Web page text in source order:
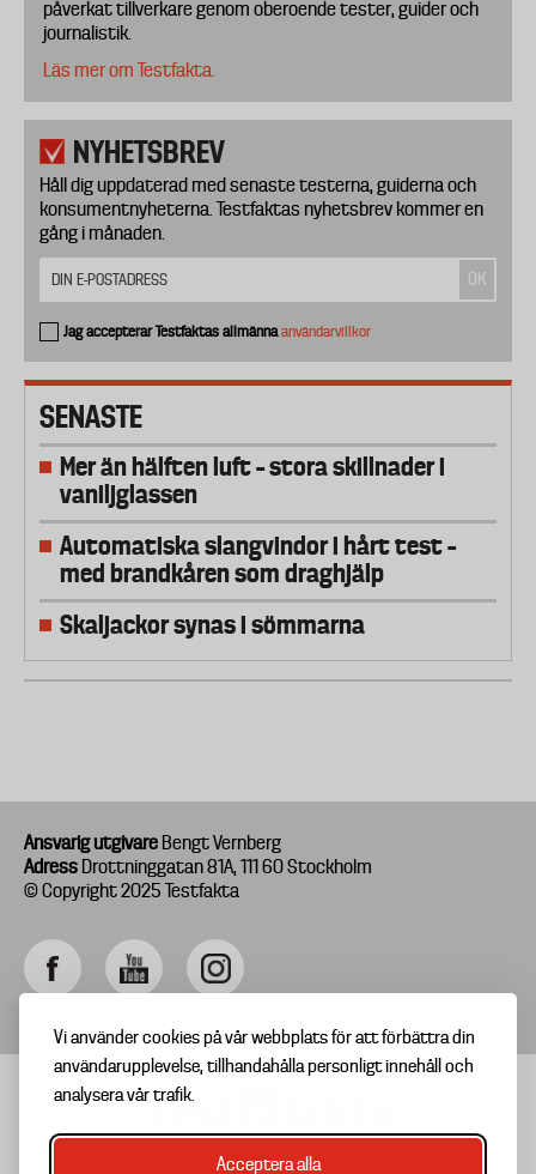
Vi använder cookies på vår webbplats för att förbättra din
användarupplevelse, tillhandahålla personligt innehåll och
analysera vår trafik.
Acceptera alla
påverkat tillverkare genom oberoende tester, guider och
journalistik.
Läs mer om Testfakta.
NYHETSBREV
Håll dig uppdaterad med senaste testerna, guiderna och
konsumentnyheterna. Testfaktas nyhetsbrev kommer en
gång i månaden.
Jag accepterar Testfaktas allmännaanvändarvillkor
SENASTE
Mer än hälften luft – stora skillnader i
vaniljglassen
Automatiska slangvindor i hårt test –
med brandkåren som draghjälp
Skaljackor synas i sömmarna
Ansvarig utgivare Bengt Vernberg
Adress Drottninggatan 81A, 111 60 Stockholm
© Copyright 2025 Testfakta